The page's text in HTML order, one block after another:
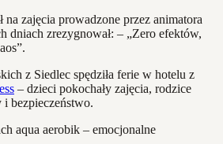
na zajęcia prowadzone przez animatora
dniach zrezygnował: – „Zero efektów,
z Siedlec spędziła ferie w hotelu z
– dzieci pokochały zajęcia, rodzice
bezpieczeństwo.